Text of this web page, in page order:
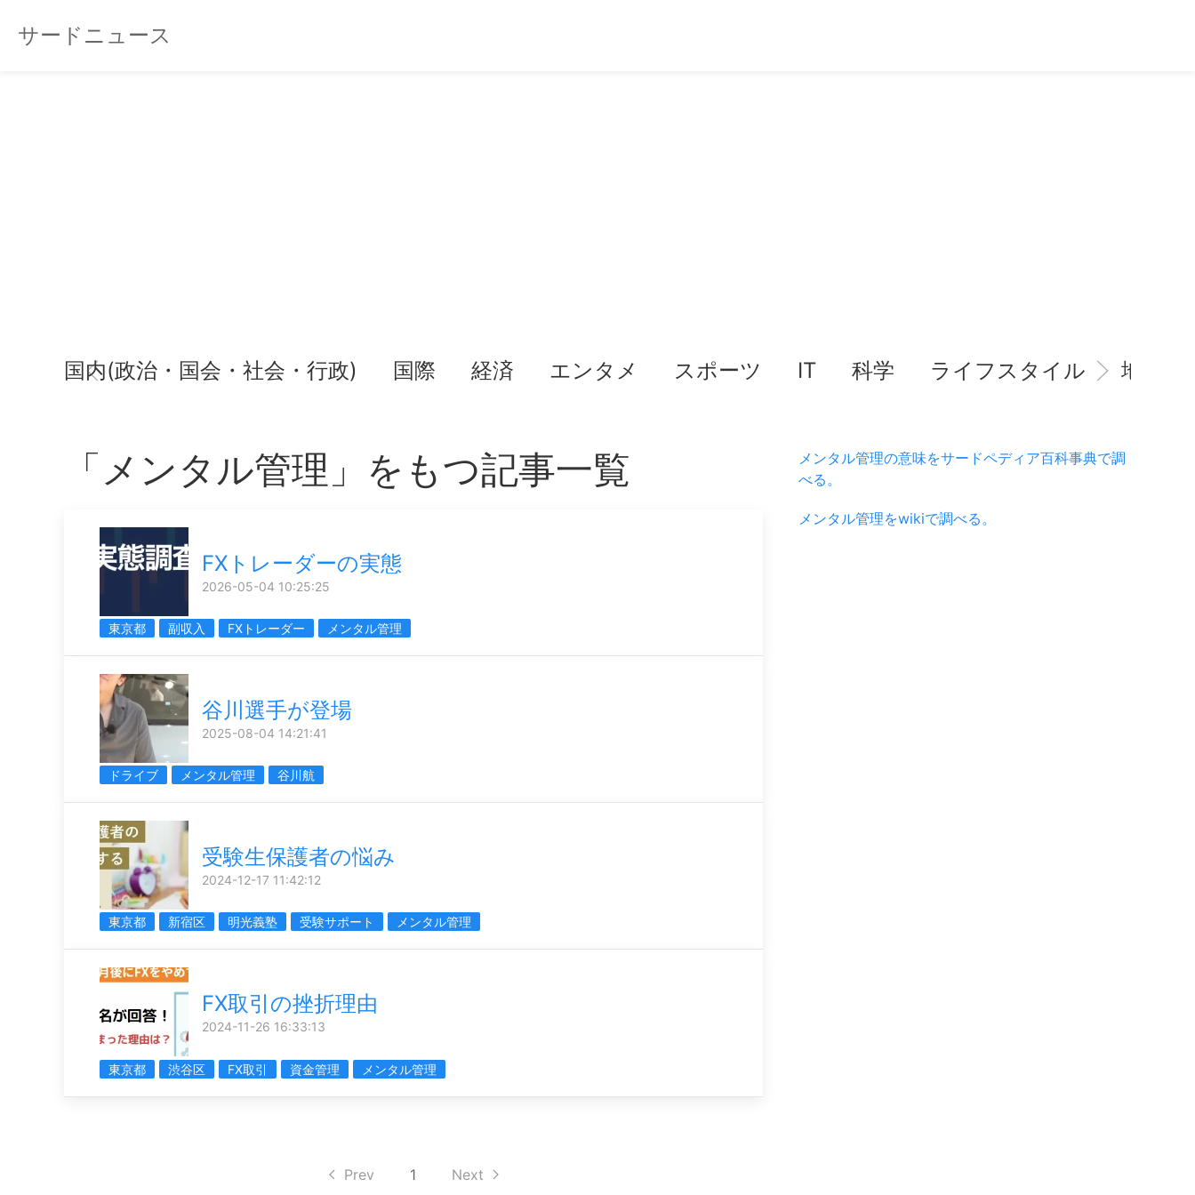
サードニュース
国内(政治・国会・社会・行政) 国際 経済 エンタメ スポーツ IT 科学 ライフスタイル 地域情
「メンタル管理」をもつ記事一覧
FXトレーダーの実態
2026-05-04 10:25:25
東京都 副収入 FXトレーダー メンタル管理
谷川選手が登場
2025-08-04 14:21:41
ドライブ メンタル管理 谷川航
受験生保護者の悩み
2024-12-17 11:42:12
東京都 新宿区 明光義塾 受験サポート メンタル管理
FX取引の挫折理由
2024-11-26 16:33:13
東京都 渋谷区 FX取引 資金管理 メンタル管理
Prev 1 Next
メンタル管理の意味をサードペディア百科事典で調
べる。
メンタル管理をwikiで調べる。